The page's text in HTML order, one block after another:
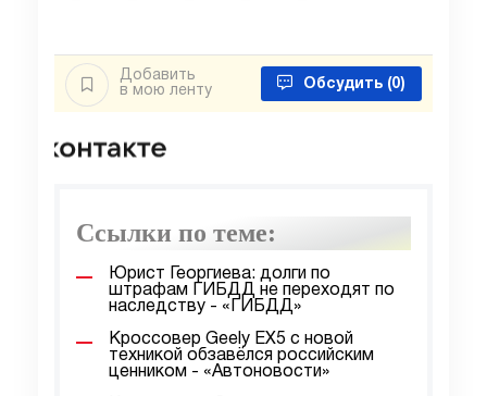
Добавить
в мою ленту
Обсудить (0)
Ссылки по теме:
Юрист Георгиева: долги по
штрафам ГИБДД не переходят по
наследству - «ГИБДД»
Кроссовер Geely EX5 с новой
техникой обзавёлся российским
ценником - «Автоновости»